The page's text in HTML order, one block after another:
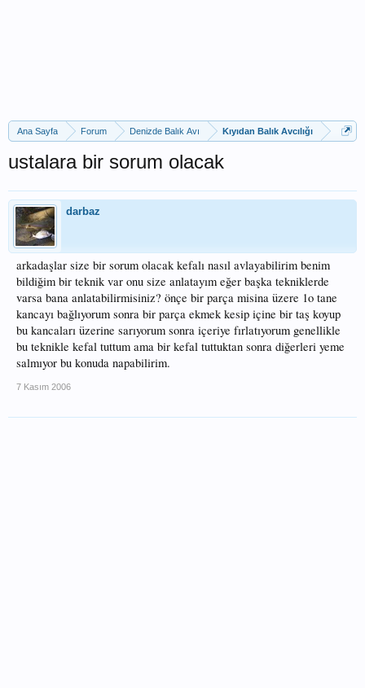
Ana Sayfa Forum Denizde Balık Avı Kıyıdan Balık Avcılığı
ustalara bir sorum olacak
darbaz
arkadaşlar size bir sorum olacak kefalı nasıl avlayabilirim benim
bildiğim bir teknik var onu size anlatayım eğer başka tekniklerde
varsa bana anlatabilirmisiniz? önçe bir parça misina üzere 1o tane
kancayı bağlıyorum sonra bir parça ekmek kesip içine bir taş koyup
bu kancaları üzerine sarıyorum sonra içeriye fırlatıyorum genellikle
bu teknikle kefal tuttum ama bir kefal tuttuktan sonra diğerleri yeme
salmıyor bu konuda napabilirim.
7 Kasım 2006